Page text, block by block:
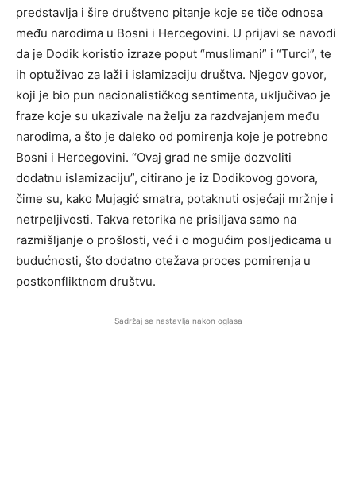
predstavlja i šire društveno pitanje koje se tiče odnosa
među narodima u Bosni i Hercegovini. U prijavi se navodi
da je Dodik koristio izraze poput “muslimani” i “Turci”, te
ih optuživao za laži i islamizaciju društva. Njegov govor,
koji je bio pun nacionalističkog sentimenta, uključivao je
fraze koje su ukazivale na želju za razdvajanjem među
narodima, a što je daleko od pomirenja koje je potrebno
Bosni i Hercegovini. “Ovaj grad ne smije dozvoliti
dodatnu islamizaciju”, citirano je iz Dodikovog govora,
čime su, kako Mujagić smatra, potaknuti osjećaji mržnje i
netrpeljivosti. Takva retorika ne prisiljava samo na
razmišljanje o prošlosti, već i o mogućim posljedicama u
budućnosti, što dodatno otežava proces pomirenja u
postkonfliktnom društvu.
Sadržaj se nastavlja nakon oglasa